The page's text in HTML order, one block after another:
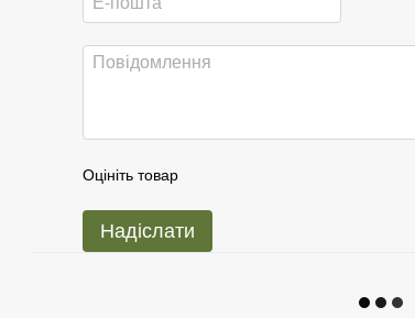
Оцініть товар
Надіслати